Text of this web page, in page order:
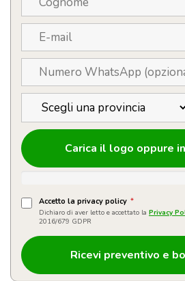
Carica il logo oppure
Accetto la privacy policy *
Dichiaro di aver letto e accettato la Privacy
2016/679 GDPR